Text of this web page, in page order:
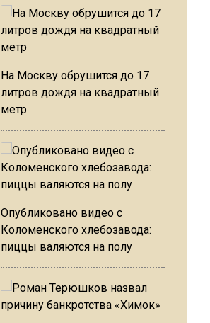
На Москву обрушится до 17
литров дождя на квадратный
метр
Опубликовано видео с
Коломенского хлебозавода:
пиццы валяются на полу